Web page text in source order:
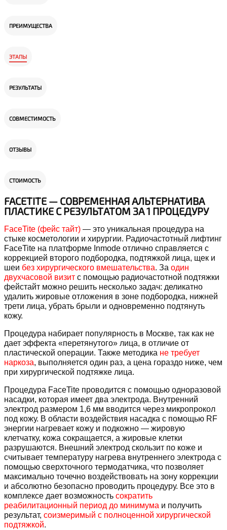
ПРЕИМУЩЕСТВА
ЭТАПЫ
РЕЗУЛЬТАТЫ
СОВМЕСТИМОСТЬ
ОТЗЫВЫ
СТОИМОСТЬ
FACETITE — СОВРЕМЕННАЯ АЛЬТЕРНАТИВА
ПЛАСТИКЕ С РЕЗУЛЬТАТОМ ЗА 1 ПРОЦЕДУРУ
FaceTite (фейс тайт) — это уникальная процедура на
стыке косметологии и хирургии. Радиочастотный лифтинг
FaceTite на платформе Inmode отлично справляется с
коррекцией второго подбородка, подтяжкой лица, щек и
шеи без хирургического вмешательства. За один
двухчасовой визит с помощью радиочастотной подтяжки
фейстайт можно решить несколько задач: деликатно
удалить жировые отложения в зоне подбородка, нижней
трети лица, убрать брыли и одновременно подтянуть
кожу.
Процедура набирает популярность в Москве, так как не
дает эффекта «перетянутого» лица, в отличие от
пластической операции. Также методика не требует
наркоза, выполняется один раз, а цена гораздо ниже, чем
при хирургической подтяжке лица.
Процедура FaceTite проводится с помощью одноразовой
насадки, которая имеет два электрода. Внутренний
электрод размером 1,6 мм вводится через микропрокол
под кожу. В области воздействия насадка с помощью RF
энергии нагревает кожу и подкожно — жировую
клетчатку, кожа сокращается, а жировые клетки
разрушаются. Внешний электрод скользит по коже и
считывает температуру нагрева внутреннего электрода с
помощью сверхточного термодатчика, что позволяет
максимально точечно воздействовать на зону коррекции
и абсолютно безопасно проводить процедуру. Все это в
комплексе дает возможность сократить
реабилитационный период до минимума и получить
результат, соизмеримый с полноценной хирургической
подтяжкой.